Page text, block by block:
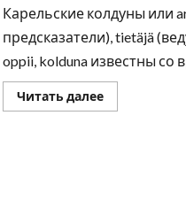
Карельские колдуны или
предсказатели), tietäjä
oppii, kolduna известны со
Читать далее